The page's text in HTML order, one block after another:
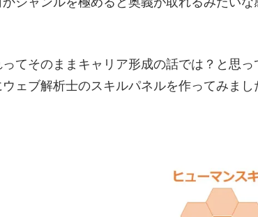
てそのままキャリア形成の話では？と思っ
ェブ解析士のスキルパネルを作ってみまし